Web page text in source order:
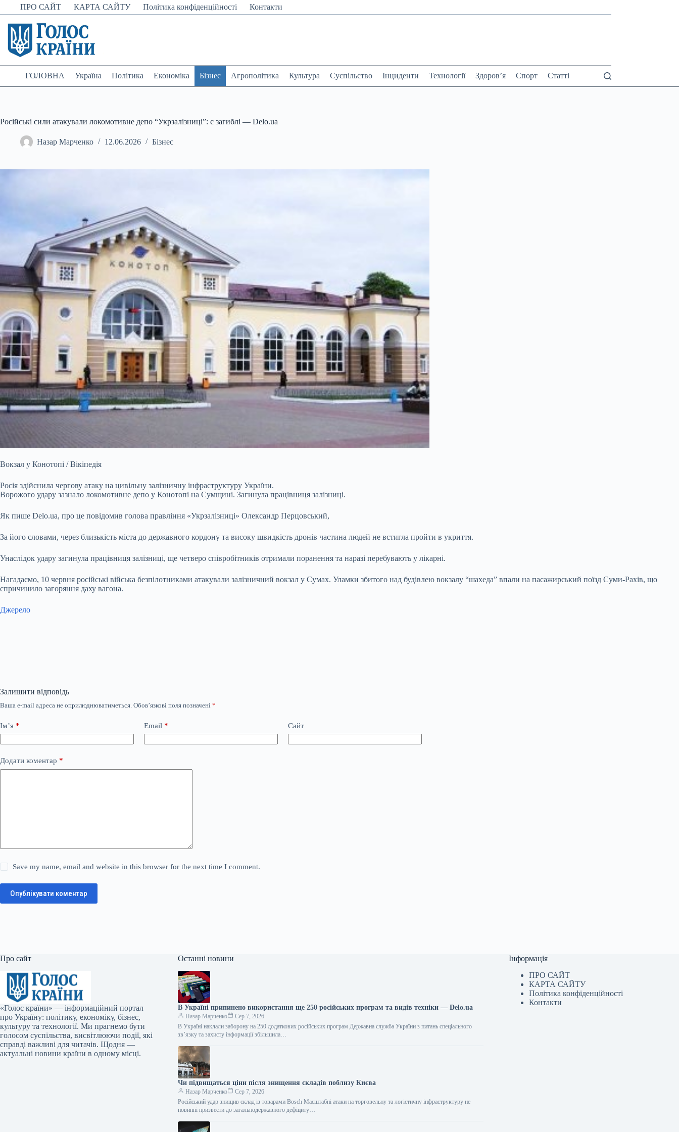
Перейти
до
вмісту
ПРО САЙТ КАРТА САЙТУ Політика конфіденційності Контакти
ГОЛОВНА Україна Політика Економіка Бізнес Агрополітика Культура Суспільство Інциденти Технології Здоров’я Спорт Статті
Російські сили атакували локомотивне депо “Укрзалізниці”: є загиблі — Delo.ua
Назар Марченко 12.06.2026 Бізнес
Вокзал у Конотопі / Вікіпедія
Росія здійснила чергову атаку на цивільну залізничну інфраструктуру України.
Ворожого удару зазнало локомотивне депо у Конотопі на Сумщині. Загинула працівниця залізниці.
Як пише Delo.ua, про це повідомив голова правління «Укрзалізниці» Олександр Перцовський,
За його словами, через близькість міста до державного кордону та високу швидкість дронів частина людей не встигла пройти в укриття.
Унаслідок удару загинула працівниця залізниці, ще четверо співробітників отримали поранення та наразі перебувають у лікарні.
Нагадаємо, 10 червня російські війська безпілотниками атакували залізничний вокзал у Сумах. Уламки збитого над будівлею вокзалу “шахеда” впали на пасажирський поїзд Суми-Рахів, що
спричинило загоряння даху вагона.
Джерело
Залишити відповідь
Ваша e-mail адреса не оприлюднюватиметься. Обов’язкові поля позначені *
Ім’я * Email * Сайт
Додати коментар *
Save my name, email and website in this browser for the next time I comment.
Опублікувати коментар
Про сайт
«Голос країни» — інформаційний портал
про Україну: політику, економіку, бізнес,
культуру та технології. Ми прагнемо бути
голосом суспільства, висвітлюючи події, які
справді важливі для читачів. Щодня —
актуальні новини країни в одному місці.
Останні новини
В Україні припинено використання ще 250 російських програм та видів техніки — Delo.ua
Назар Марченко
Сер 7, 2026
В Україні наклали заборону на 250 додаткових російських програм Державна служба України з питань спеціального
зв’язку та захисту інформації збільшила…
Чи підвищаться ціни після знищення складів поблизу Києва
Назар Марченко
Сер 7, 2026
Російський удар знищив склад із товарами Bosch Масштабні атаки на торговельну та логістичну інфраструктуру не
повинні призвести до загальнодержавного дефіциту…
Інформація
ПРО САЙТ
КАРТА САЙТУ
Політика конфіденційності
Контакти